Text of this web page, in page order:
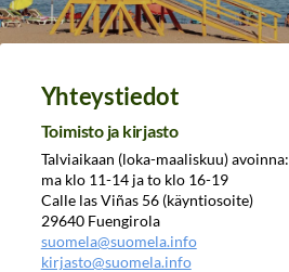
Yhteystiedot
Toimisto ja kirjasto
Talviaikaan (loka-maaliskuu) avoinna:
ma klo 11-14 ja to klo 16-19
Calle las Viñas 56 (käyntiosoite)
29640 Fuengirola
suomela@suomela.info
kirjasto@suomela.info